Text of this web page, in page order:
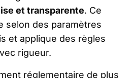
et transparente. Ce
selon des paramètres
et applique des règles
rigueur.
réglementaire de plus